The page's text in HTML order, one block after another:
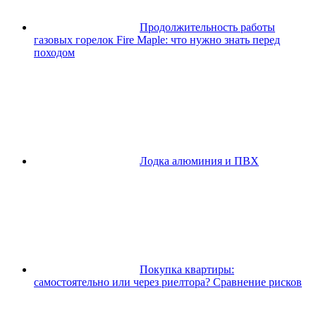
Продолжительность работы
газовых горелок Fire Maple: что нужно знать перед
походом
Лодка алюминия и ПВХ
Покупка квартиры:
самостоятельно или через риелтора? Сравнение рисков